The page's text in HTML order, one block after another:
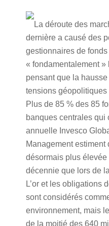
La déroute des
dernière a causé des
gestionnaires de
« fondamentalement »
pensant que la
tensions géopolitiques
Plus de 85 % des 85
banques centrales qui
annuelle Invesco
Management estiment
désormais plus
décennie que lors de
L’or et les obligations
sont considérés
environnement, mais
de la moitié des 640